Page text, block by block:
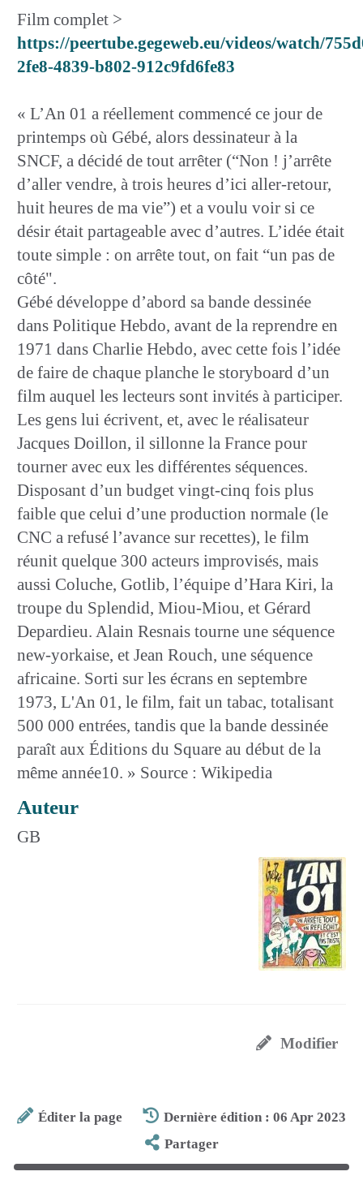
Film complet >
https://peertube.gegeweb.eu/videos/watch/
2fe8-4839-b802-912c9fd6fe83
« L’An 01 a réellement commencé ce jour de
printemps où Gébé, alors dessinateur à la
SNCF, a décidé de tout arrêter (“Non ! j’arrête
d’aller vendre, à trois heures d’ici aller-retour,
huit heures de ma vie”) et a voulu voir si ce
désir était partageable avec d’autres. L’idée était
toute simple : on arrête tout, on fait “un pas de
côté".
Gébé développe d’abord sa bande dessinée
dans Politique Hebdo, avant de la reprendre en
1971 dans Charlie Hebdo, avec cette fois l’idée
de faire de chaque planche le storyboard d’un
film auquel les lecteurs sont invités à participer.
Les gens lui écrivent, et, avec le réalisateur
Jacques Doillon, il sillonne la France pour
tourner avec eux les différentes séquences.
Disposant d’un budget vingt-cinq fois plus
faible que celui d’une production normale (le
CNC a refusé l’avance sur recettes), le film
réunit quelque 300 acteurs improvisés, mais
aussi Coluche, Gotlib, l’équipe d’Hara Kiri, la
troupe du Splendid, Miou-Miou, et Gérard
Depardieu. Alain Resnais tourne une séquence
new-yorkaise, et Jean Rouch, une séquence
africaine. Sorti sur les écrans en septembre
1973, L'An 01, le film, fait un tabac, totalisant
500 000 entrées, tandis que la bande dessinée
paraît aux Éditions du Square au début de la
même année10. » Source : Wikipedia
Auteur
GB
Modifier
Éditer la page
Dernière édition : 06 Apr 2023
Partager